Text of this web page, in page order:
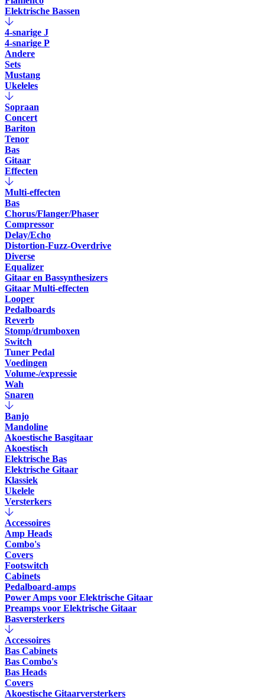
Elektrische Bassen
4-snarige J
4-snarige P
Andere
Sets
Mustang
Ukeleles
Sopraan
Concert
Bariton
Tenor
Bas
Gitaar
Effecten
Multi-effecten
Bas
Chorus/Flanger/Phaser
Compressor
Delay/Echo
Distortion-Fuzz-Overdrive
Diverse
Equalizer
Gitaar en Bassynthesizers
Gitaar Multi-effecten
Looper
Pedalboards
Reverb
Stomp/drumboxen
Switch
Tuner Pedal
Voedingen
Volume-/expressie
Wah
Snaren
Banjo
Mandoline
Akoestische Basgitaar
Akoestisch
Elektrische Bas
Elektrische Gitaar
Klassiek
Ukelele
Versterkers
Accessoires
Amp Heads
Combo's
Covers
Footswitch
Cabinets
Pedalboard-amps
Power Amps voor Elektrische Gitaar
Preamps voor Elektrische Gitaar
Basversterkers
Accessoires
Bas Cabinets
Bas Combo's
Bas Heads
Covers
Akoestische Gitaarversterkers